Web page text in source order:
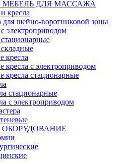
ДЛЯ МАССАЖА
кресла
шейно-воротниковой зоны
электроприводом
кресла
кресла с электроприводом
кресла стационарные
стационарные
с электроприводом